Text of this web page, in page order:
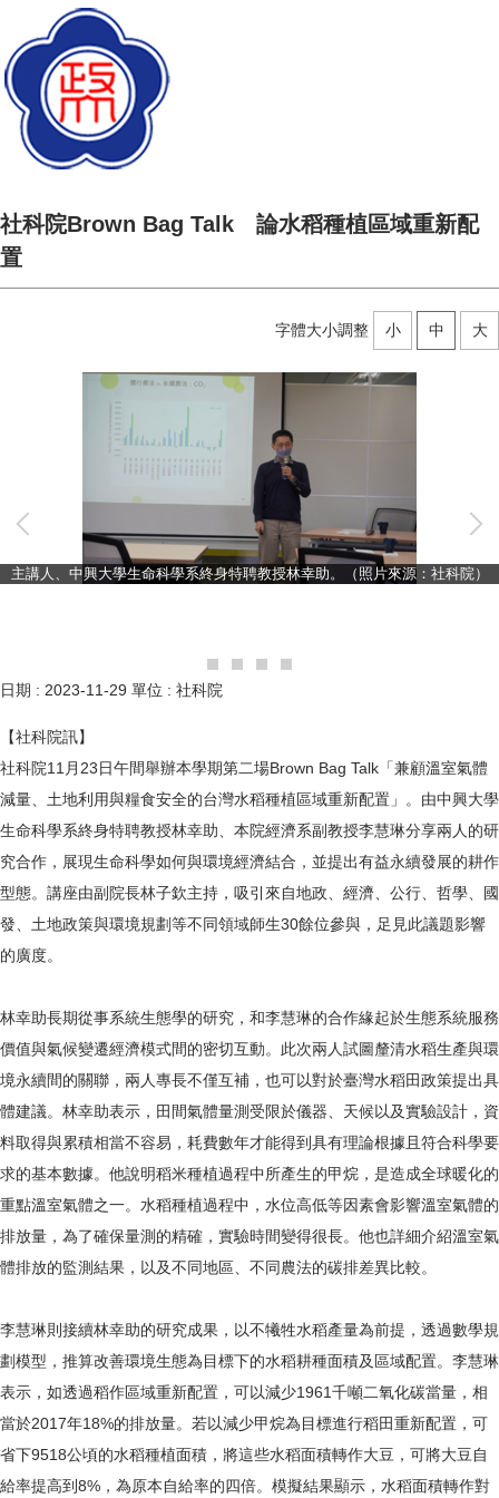
社科院Brown Bag Talk 論水稻種植區域重新配
置
字體大小調整 小 中 大
主講人、中興大學生命科學系終身特聘教授林幸助。（照片來源：社科院）
日期 : 2023-11-29 單位 : 社科院
【社科院訊】
社科院11月23日午間舉辦本學期第二場Brown Bag Talk「兼顧溫室氣體
減量、土地利用與糧食安全的台灣水稻種植區域重新配置」。由中興大學
生命科學系終身特聘教授林幸助、本院經濟系副教授李慧琳分享兩人的研
究合作，展現生命科學如何與環境經濟結合，並提出有益永續發展的耕作
型態。講座由副院長林子欽主持，吸引來自地政、經濟、公行、哲學、國
發、土地政策與環境規劃等不同領域師生30餘位參與，足見此議題影響
的廣度。
林幸助長期從事系統生態學的研究，和李慧琳的合作緣起於生態系統服務
價值與氣候變遷經濟模式間的密切互動。此次兩人試圖釐清水稻生產與環
境永續間的關聯，兩人專長不僅互補，也可以對於臺灣水稻田政策提出具
體建議。林幸助表示，田間氣體量測受限於儀器、天候以及實驗設計，資
料取得與累積相當不容易，耗費數年才能得到具有理論根據且符合科學要
求的基本數據。他說明稻米種植過程中所產生的甲烷，是造成全球暖化的
重點溫室氣體之一。水稻種植過程中，水位高低等因素會影響溫室氣體的
排放量，為了確保量測的精確，實驗時間變得很長。他也詳細介紹溫室氣
體排放的監測結果，以及不同地區、不同農法的碳排差異比較。
李慧琳則接續林幸助的研究成果，以不犧牲水稻產量為前提，透過數學規
劃模型，推算改善環境生態為目標下的水稻耕種面積及區域配置。李慧琳
表示，如透過稻作區域重新配置，可以減少1961千噸二氧化碳當量，相
當於2017年18%的排放量。若以減少甲烷為目標進行稻田重新配置，可
省下9518公頃的水稻種植面積，將這些水稻面積轉作大豆，可將大豆自
給率提高到8%，為原本自給率的四倍。模擬結果顯示，水稻面積轉作對